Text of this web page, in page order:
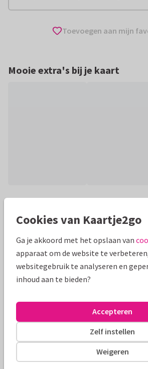
Toevoegen aan mijn
Mooie extra's bij je kaart
Uitnodiging voor een afscheidsfeestje,
ruimte voor een foto.
Alle kaarten zijn helemaal naar wens
Formaten en tarieven
15 x 21 cm
Cookies van Kaartje2go
Ga je akkoord met het opslaan van
apparaat om de website te
websitegebruik te analyseren en
inhoud aan te bieden?
Weigeren
Zelf instellen
Accepteren